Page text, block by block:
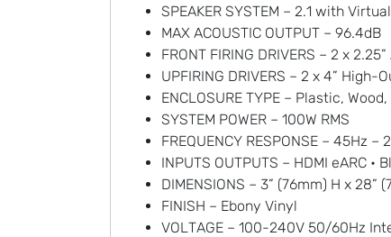
SPEAKER SYSTEM – 2.1 with
MAX ACOUSTIC OUTPUT – 96.4dB
FRONT FIRING DRIVERS – 2 x
UPFIRING DRIVERS – 2 x 4”
ENCLOSURE TYPE – Plastic,
SYSTEM POWER – 100W RMS
FREQUENCY RESPONSE – 45Hz –
INPUTS OUTPUTS – HDMI eARC
DIMENSIONS – 3” (76mm) H x 28”
FINISH – Ebony Vinyl
VOLTAGE – 100-240V 50/60Hz